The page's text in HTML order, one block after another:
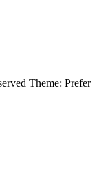
Theme: Prefer